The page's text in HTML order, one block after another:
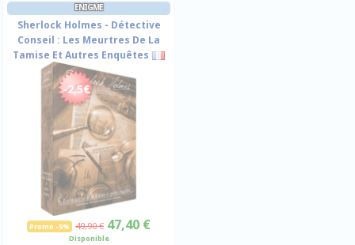
ENIGME
Sherlock Holmes - Détective
Conseil : Les Meurtres De La
Tamise Et Autres Enquêtes
-2,5€
Promo -5% 49,90 € 47,40 €
Disponible